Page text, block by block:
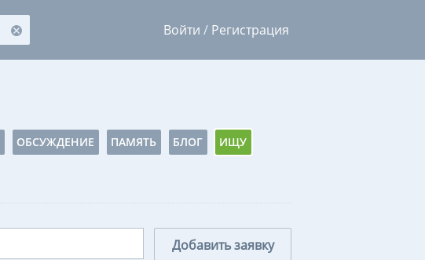
Войти / Регистрация
ОБСУЖДЕНИЕ ПАМЯТЬ БЛОГ ИЩУ
Добавить заявку